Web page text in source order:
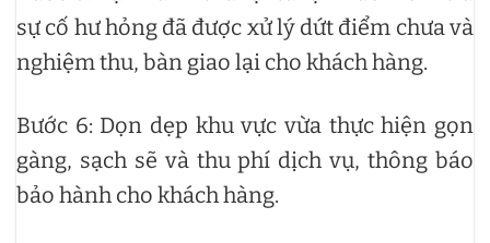
sự cố hư hỏng đã được xử lý dứt điểm chưa và
nghiệm thu, bàn giao lại cho khách hàng.
Bước 6: Dọn dẹp khu vực vừa thực hiện gọn
gàng, sạch sẽ và thu phí dịch vụ, thông báo
bảo hành cho khách hàng.